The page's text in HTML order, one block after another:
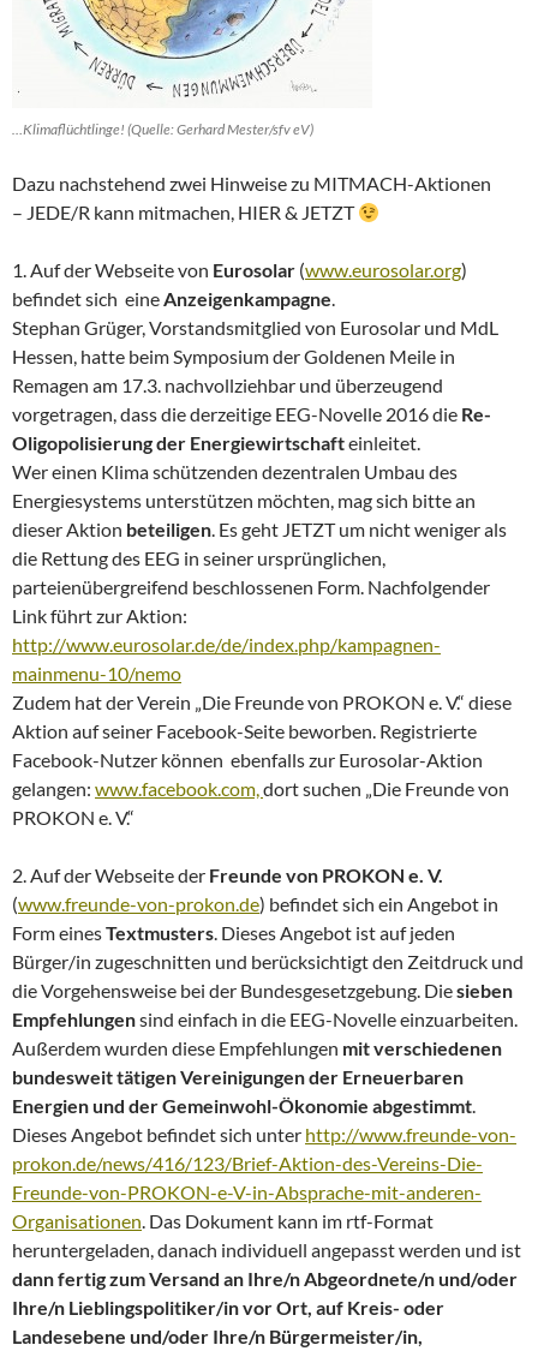
…Klimaflüchtlinge! (Quelle: Gerhard Mester/sfv eV)
Dazu nachstehend zwei Hinweise zu MITMACH-Aktionen
– JEDE/R kann mitmachen, HIER & JETZT
1. Auf der Webseite von Eurosolar (www.eurosolar.org)
befindet sich eineAnzeigenkampagne.
Stephan Grüger, Vorstandsmitglied von Eurosolar und MdL
Hessen, hatte beim Symposium der Goldenen Meile in
Remagen am 17.3. nachvollziehbar und überzeugend
vorgetragen, dass die derzeitige EEG-Novelle 2016 die Re-
Oligopolisierung der Energiewirtschafteinleitet.
Wer einen Klima schützenden dezentralen Umbau des
Energiesystems unterstützen möchten, mag sich bitte an
dieser Aktion beteiligen. Es geht JETZT um nicht weniger als
die Rettung des EEG in seiner ursprünglichen,
parteienübergreifend beschlossenen Form. Nachfolgender
Link führt zur Aktion:
http://www.eurosolar.de/de/index.php/kampagnen-
mainmenu-10/nemo
Zudem hat der Verein „Die Freunde von PROKON e. V.“ diese
Aktion auf seiner Facebook-Seite beworben. Registrierte
Facebook-Nutzer können ebenfalls zur Eurosolar-Aktion
gelangen: www.facebook.com,dort suchen „Die Freunde von
PROKON e. V.“
2. Auf der Webseite der Freunde von PROKON e. V.
(www.freunde-von-prokon.de) befindet sich ein Angebot in
Form einesTextmusters. Dieses Angebot ist auf jeden
Bürger/in zugeschnitten und berücksichtigt den Zeitdruck und
die Vorgehensweise bei der Bundesgesetzgebung. Diesieben
Empfehlungensind einfach in die EEG-Novelle einzuarbeiten.
Außerdem wurden diese Empfehlungen mit verschiedenen
bundesweit tätigen Vereinigungen der Erneuerbaren
Energien und der Gemeinwohl-Ökonomie abgestimmt.
Dieses Angebot befindet sich unter http://www.freunde-von-
prokon.de/news/416/123/Brief-Aktion-des-Vereins-Die-
Freunde-von-PROKON-e-V-in-Absprache-mit-anderen-
Organisationen. Das Dokument kann im rtf-Format
heruntergeladen, danach individuell angepasst werden und ist
dann fertig zum Versand an Ihre/n Abgeordnete/n und/oder
Ihre/n Lieblingspolitiker/in vor Ort, auf Kreis- oder
Landesebene und/oder Ihre/n Bürgermeister/in,